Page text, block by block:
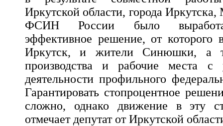
Иркутской области, города
ФСИН России было
эффективное решение, от
Иркутск, и жители Синюшки, а
производства и рабочие места с
деятельности профильного
Гарантировать стопроцентное
сложно, однако движение в эту
отмечает депутат от Иркутской